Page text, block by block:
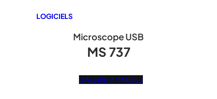
LOGICIELS
Microscope USB
MS 737
GALERIE D'IMAGES